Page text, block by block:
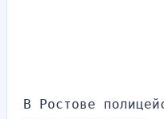
В Ростове